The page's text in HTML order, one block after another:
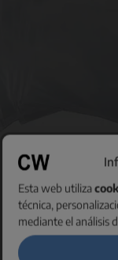
Esta web utiliza
técnica,
mediante el análisis
deseadas,